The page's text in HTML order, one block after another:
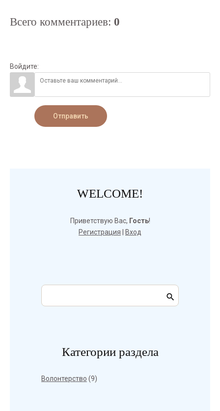
Всего комментариев: 0
Войдите:
Отправить
WELCOME!
Приветствую Вас, Гость!
Регистрация
Вход
Категории раздела
Волонтерство (9)